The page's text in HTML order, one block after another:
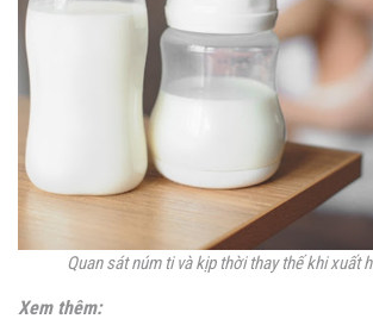
Quan sát núm ti và kịp thời thay thế khi xuất
Xem thêm: